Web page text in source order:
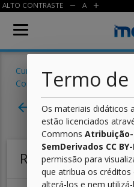
Termo de
Os materiais didáticos
estão licenciados
Commons
SemDerivados CC
permissão para
que atribua os
alterá-los e nem
ALTO CONTRASTE remove A add
Cursos/Automação Industrial
Computadores / Aula
arrow_back Aula 04 -
Resumo